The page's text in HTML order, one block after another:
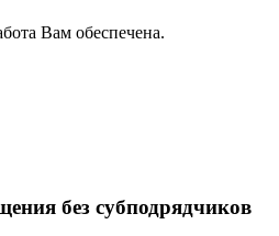
Вам обеспечена.
без субподрядчиков